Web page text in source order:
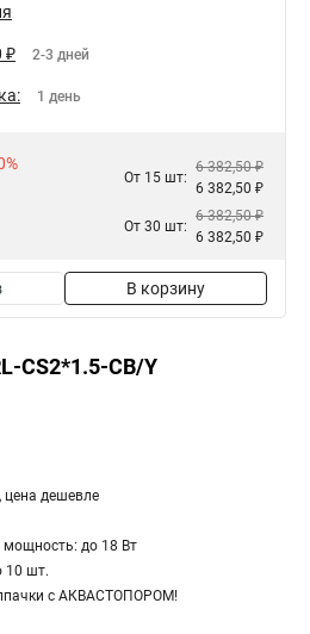
₽ 2-3 дней
1 день
От 15 шт:
6 382,50 ₽
6 382,50 ₽
От 30 шт:
6 382,50 ₽
6 382,50 ₽
В корзину
CS2*1.5-CB/Y
цена дешевле
до 18 Вт
10 шт.
с АКВАСТОПОРОМ!